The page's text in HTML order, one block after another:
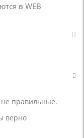
в WEB
не правильные.
верно